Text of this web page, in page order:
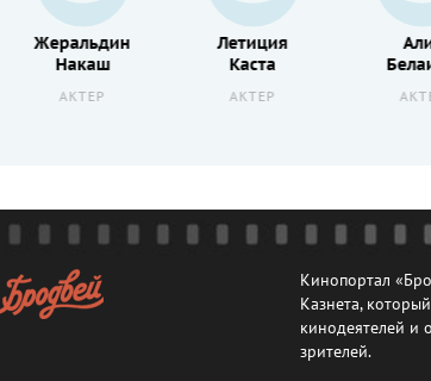
Жеральдин
Накаш
АКТЕР
Летиция
Каста
АКТЕР
Кинопортал
Казнета,
кинодеятелей и
зрителей.